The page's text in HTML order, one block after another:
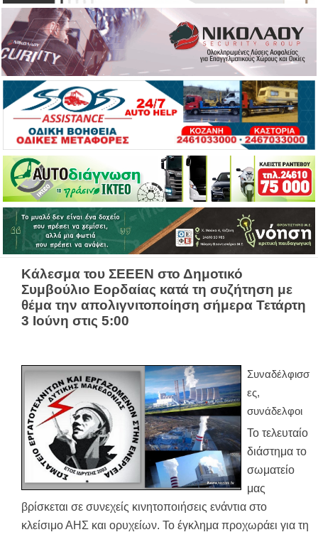
Κάλεσμα του ΣΕΕΕΝ στο Δημοτικό
Συμβούλιο Εορδαίας κατά τη συζήτηση με
θέμα την απολιγνιτοποίηση σήμερα Τετάρτη
3 Ιούνη στις 5:00
Συναδέλφισσ
ες,
συνάδελφοι
Το τελευταίο
διάστημα το
σωματείο
μας
βρίσκεται σε συνεχείς κινητοποιήσεις ενάντια στο
κλείσιμο ΑΗΣ και ορυχείων. Το έγκλημα προχωράει για τη